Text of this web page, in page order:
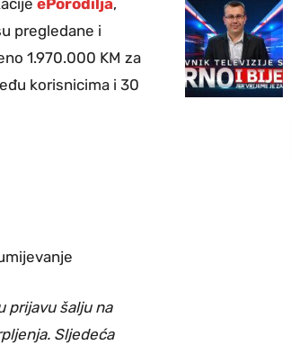
ePorodilja,
pregledane i
1.970.000 KM za
korisnicima i 30
prijavu šalju na
Sljedeća